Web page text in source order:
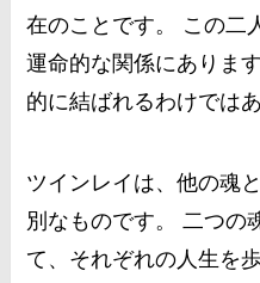
在のことです。 この二
運命的な関係にありま
的に結ばれるわけでは
ツインレイは、他の魂
別なものです。 二つの
て、それぞれの人生を